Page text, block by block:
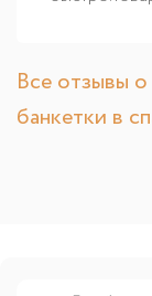
Все отзывы
банкетки в